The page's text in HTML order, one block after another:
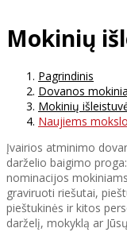
Mokinių
Pagrindinis
Dovanos
Mokinių
Naujiems
Įvairios atminimo
darželio baigimo
nominacijos
graviruoti riešutai,
pieštukinės ir kitos
darželį, mokyklą ar